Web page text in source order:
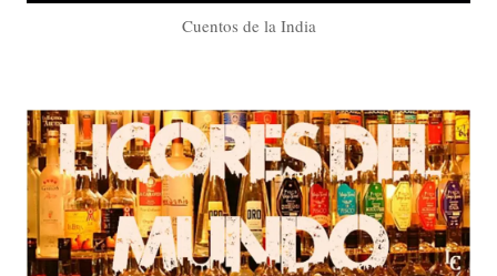
Cuentos de la India